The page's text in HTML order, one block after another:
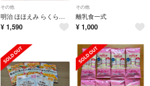
その他
明治 ほほえみ らくらくキューブ
¥ 1,590
その他
離乳食一式
¥ 1,000